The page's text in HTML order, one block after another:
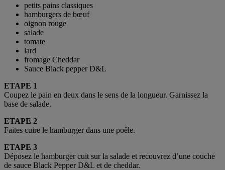
petits pains classiques
hamburgers de bœuf
oignon rouge
salade
tomate
lard
fromage Cheddar
Sauce Black pepper D&L
ETAPE 1
Coupez le pain en deux dans le sens de la longueur. Garnissez la
base de salade.
ETAPE 2
Faites cuire le hamburger dans une poêle.
ETAPE 3
Déposez le hamburger cuit sur la salade et recouvrez d’une couche
de sauce Black Pepper D&L et de cheddar.